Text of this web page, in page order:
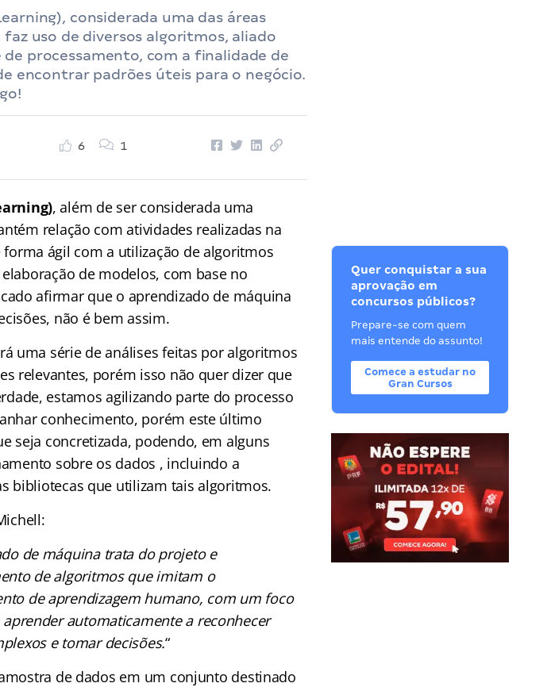
considerada uma das áreas
uso de diversos algoritmos, aliado
processamento, com a finalidade de
encontrar padrões úteis para o negócio.
6 1
, além de ser considerada uma
relação com atividades realizadas na
ágil com a utilização de algoritmos
de modelos, com base no
afirmar que o aprendizado de máquina
não é bem assim.
uma série de análises feitas por algoritmos
relevantes, porém isso não quer dizer que
estamos agilizando parte do processo
conhecimento, porém este último
seja concretizada, podendo, em alguns
sobre os dados , incluindo a
bibliotecas que utilizam tais algoritmos.
de máquina trata do projeto e
de algoritmos que imitam o
de aprendizagem humano, com um foco
automaticamente a reconhecer
e tomar decisões.“
de dados em um conjunto destinado
Quer conquistar a sua
aprovação em
concursos públicos?
Prepare-se com quem
mais entende do assunto!
Comece a estudar no
Gran Cursos